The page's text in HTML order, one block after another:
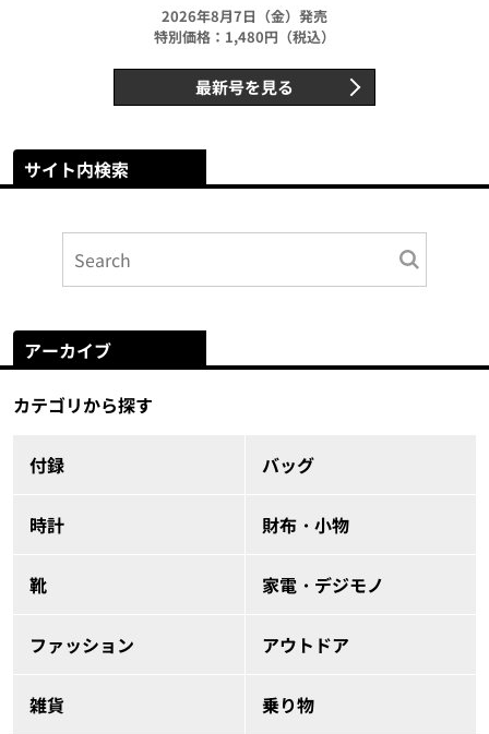
2026年8月7日（金）発売
特別価格：1,480円（税込）
最新号を見る
サイト内検索
アーカイブ
カテゴリから探す
付録 バッグ
時計 財布・小物
靴 家電・デジモノ
ファッション アウトドア
雑貨 乗り物